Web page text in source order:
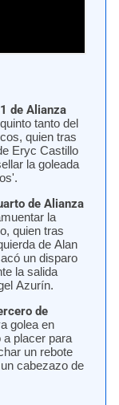
por el Torneo
de Alianza
tanto del
quien tras
Eryc Castillo
la goleada
de Alianza
la
quien tras
de Alan
un disparo
la salida
Azurín.
de
golea en
a placer para
un rebote
cabezazo de